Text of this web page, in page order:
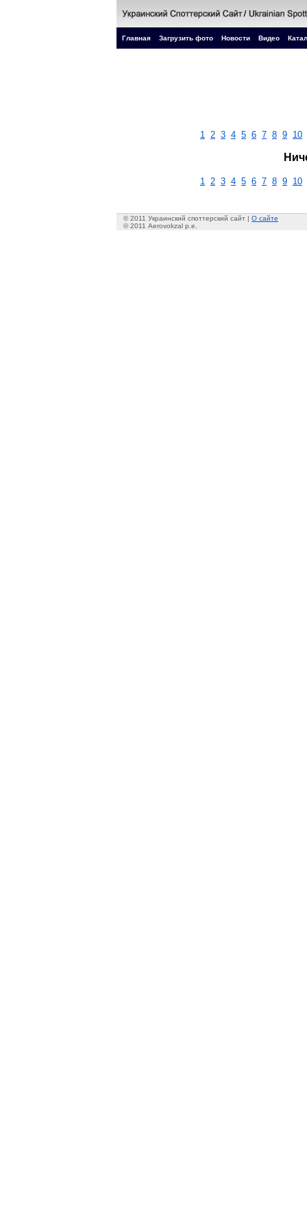
Главная Загрузить фото Новости Видео
1 2 3 4 5 6 7 8 9 10
1 2 3 4 5 6 7 8 9 10
© 2011 Украинский споттерский сайт | О сайте
© 2011 Aerovokzal p.e.